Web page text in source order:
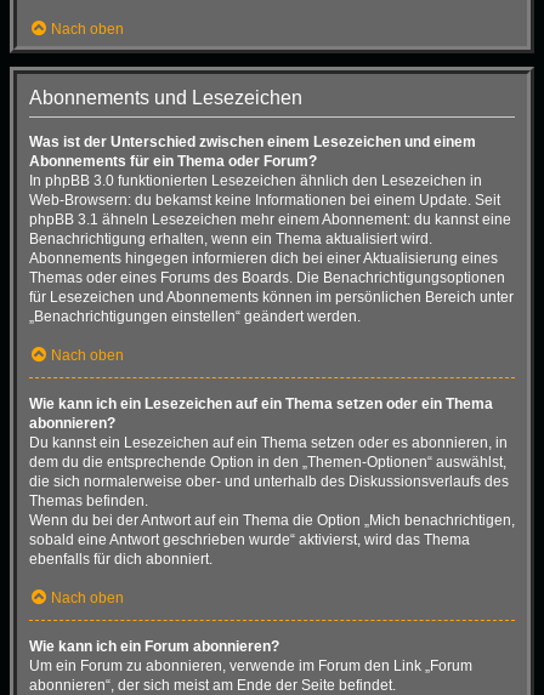
Nach oben
Abonnements und Lesezeichen
Was ist der Unterschied zwischen einem Lesezeichen und einem
Abonnements für ein Thema oder Forum?
In phpBB 3.0 funktionierten Lesezeichen ähnlich den Lesezeichen in
Web-Browsern: du bekamst keine Informationen bei einem Update. Seit
phpBB 3.1 ähneln Lesezeichen mehr einem Abonnement: du kannst eine
Benachrichtigung erhalten, wenn ein Thema aktualisiert wird.
Abonnements hingegen informieren dich bei einer Aktualisierung eines
Themas oder eines Forums des Boards. Die Benachrichtigungsoptionen
für Lesezeichen und Abonnements können im persönlichen Bereich unter
„Benachrichtigungen einstellen“ geändert werden.
Nach oben
Wie kann ich ein Lesezeichen auf ein Thema setzen oder ein Thema
abonnieren?
Du kannst ein Lesezeichen auf ein Thema setzen oder es abonnieren, in
dem du die entsprechende Option in den „Themen-Optionen“ auswählst,
die sich normalerweise ober- und unterhalb des Diskussionsverlaufs des
Themas befinden.
Wenn du bei der Antwort auf ein Thema die Option „Mich benachrichtigen,
sobald eine Antwort geschrieben wurde“ aktivierst, wird das Thema
ebenfalls für dich abonniert.
Nach oben
Wie kann ich ein Forum abonnieren?
Um ein Forum zu abonnieren, verwende im Forum den Link „Forum
abonnieren“, der sich meist am Ende der Seite befindet.